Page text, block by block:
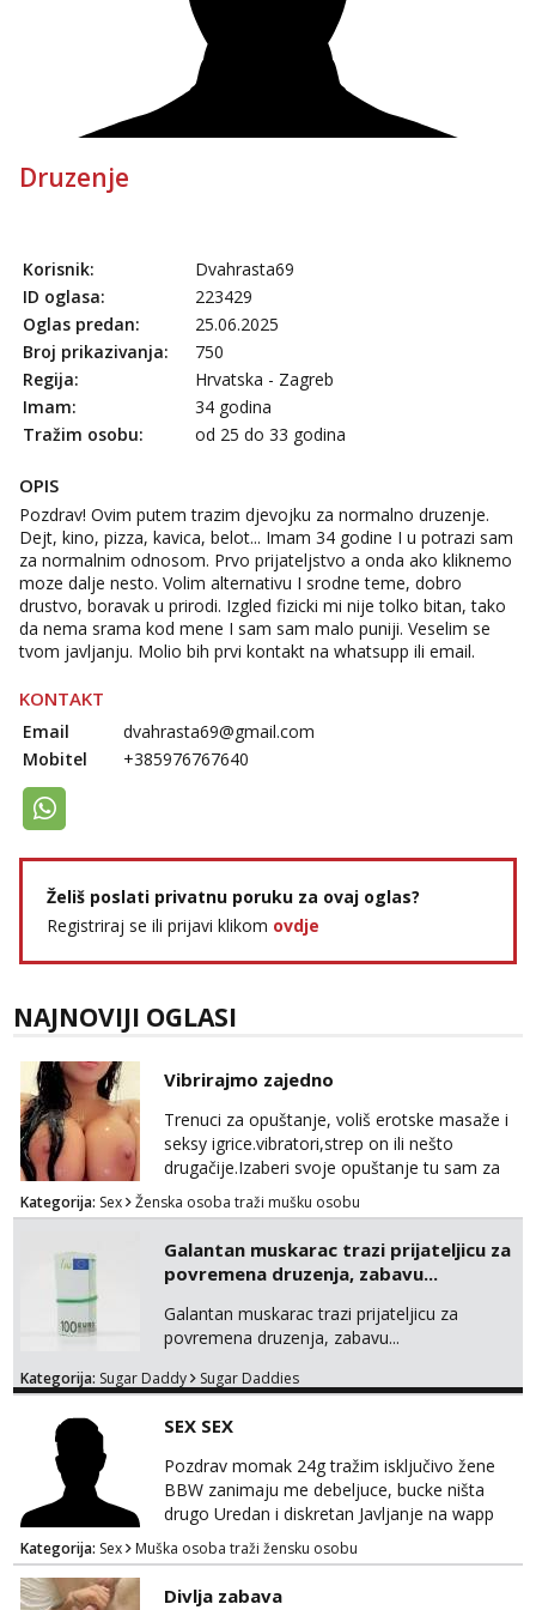
tel:0,93€ - mob:1,12€ min
Obavijesti me kada se oslobodi
Čekam tvoj poziv!
064/677-677
tel:0,93€ - mob:1,12€ min
Obavijesti me kada se oslobodi
Anđela
Čekam tvoj poziv!
064/677-677- Kod: #142
tel:0,93€ - mob:1,12€ min
Druzenje
Korisnik:
Dvahrasta69
ID oglasa:
223429
Oglas predan:
25.06.2025
Broj prikazivanja:
750
Regija:
Hrvatska - Zagreb
Imam:
34 godina
Tražim osobu:
od 25 do 33 godina
OPIS
Pozdrav! Ovim putem trazim djevojku za normalno druzenje.
Dejt, kino, pizza, kavica, belot... Imam 34 godine I u potrazi sam
za normalnim odnosom. Prvo prijateljstvo a onda ako kliknemo
moze dalje nesto. Volim alternativu I srodne teme, dobro
drustvo, boravak u prirodi. Izgled fizicki mi nije tolko bitan, tako
da nema srama kod mene I sam sam malo puniji. Veselim se
tvom javljanju. Molio bih prvi kontakt na whatsupp ili email.
KONTAKT
Email
dvahrasta69@gmail.com
Mobitel
+385976767640
Želiš poslati privatnu poruku za ovaj oglas?
Registriraj se ili prijavi klikom ovdje
NAJNOVIJI OGLASI
Vibrirajmo zajedno
Trenuci za opuštanje, voliš erotske masaže i
seksy igrice.vibratori,strep on ili nešto
drugačije.Izaberi svoje opuštanje tu sam za
tebe.sve info na mob 095/762-8147
Kategorija: Sex Ženska osoba traži mušku osobu
Galantan muskarac trazi prijateljicu za
povremena druzenja, zabavu...
Galantan muskarac trazi prijateljicu za
povremena druzenja, zabavu...
Kategorija: Sugar Daddy Sugar Daddies
SEX SEX
Pozdrav momak 24g tražim isključivo žene
BBW zanimaju me debeljuce, bucke ništa
drugo Uredan i diskretan Javljanje na wapp
095 546 9915
Kategorija: Sex Muška osoba traži žensku osobu
Divlja zabava